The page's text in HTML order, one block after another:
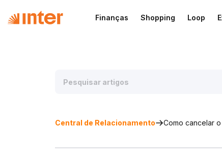
Finanças Shopping Loop
Central de Relacionamento Como cancelar